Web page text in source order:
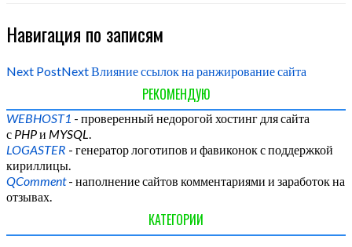
Навигация по записям
Next PostNextВлияние ссылок на ранжирование сайта
РЕКОМЕНДУЮ
WEBHOST1 - проверенный недорогой хостинг для сайта
с PHPи MYSQL.
LOGASTER - генератор логотипов и фавиконок с поддержкой
кириллицы.
QComment- наполнение сайтов комментариями и заработок на
отзывах.
КАТЕГОРИИ